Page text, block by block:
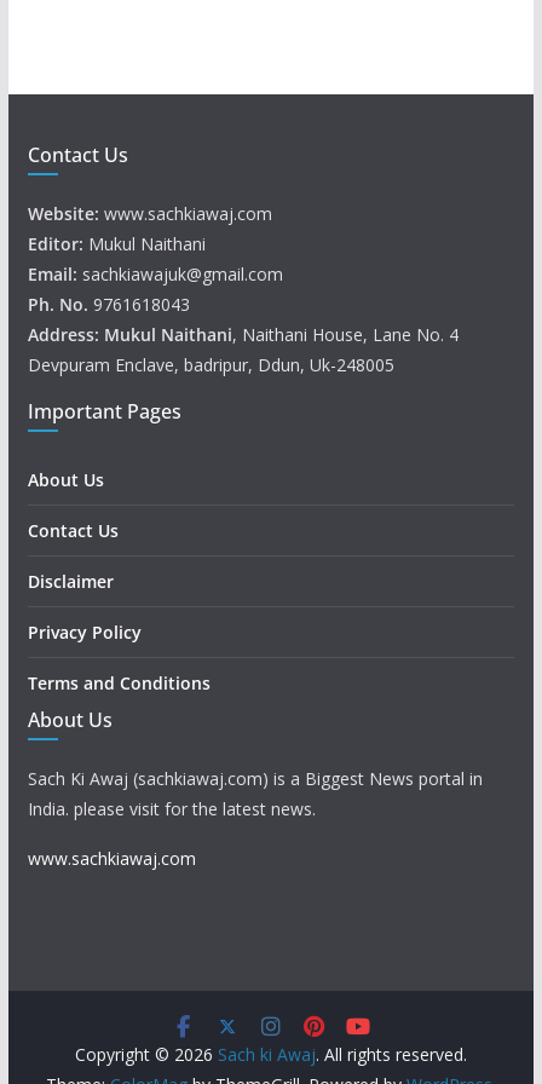
Contact Us
Website: www.sachkiawaj.com
Editor: Mukul Naithani
Email: sachkiawajuk@gmail.com
Ph. No. 9761618043
Address: Mukul Naithani, Naithani House, Lane No. 4
Devpuram Enclave, badripur, Ddun, Uk-248005
Important Pages
About Us
Contact Us
Disclaimer
Privacy Policy
Terms and Conditions
About Us
Sach Ki Awaj (sachkiawaj.com) is a Biggest News portal in
India. please visit for the latest news.
www.sachkiawaj.com
Copyright © 2026 Sach ki Awaj. All rights reserved.